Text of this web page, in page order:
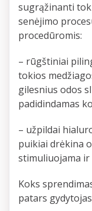
sugrąžinanti
senėjimo
procedūromis:
– rūgštiniai
tokios
gilesnius odos
padidindamas
– užpildai
puikiai drėkina
stimuliuojama ir
Koks
patars